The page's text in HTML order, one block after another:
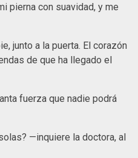
pierna con suavidad, y me
junto a la puerta. El corazón
de que ha llegado el
fuerza que nadie podrá
—inquiere la doctora, al